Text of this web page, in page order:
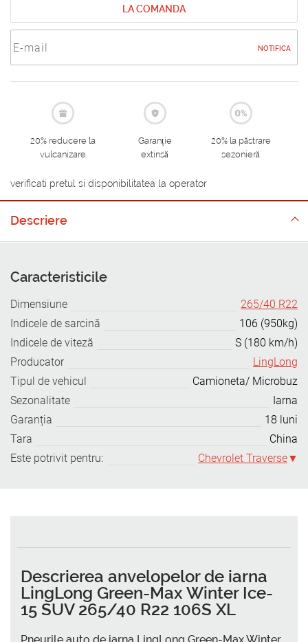
LA COMANDA
NOTIFICA
20% reducere la
vulcanizare
Garanție
extinsă
20% la păstrare
sezonieră
verificati pretul si disponibilitatea la operator
Descriere
Caracteristicile
Dimensiune
265/40 R22
Indicele de sarcină
106 (950kg)
Indicele de viteză
S (180 km/h)
Producator
LingLong
Tipul de vehicul
Camioneta/ Microbuz
Sezonalitate
Iarna
Garanția
18 luni
Tara
China
Este potrivit pentru:
Chevrolet Traverse
Descrierea anvelopelor de iarna
LingLong Green-Max Winter Ice-
15 SUV 265/40 R22 106S XL